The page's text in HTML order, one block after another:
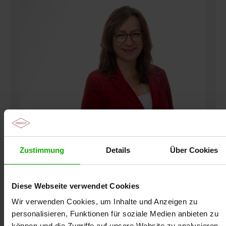
Zustimmung Details Über Cookies
Diese Webseite verwendet Cookies
Wir verwenden Cookies, um Inhalte und Anzeigen zu
personalisieren, Funktionen für soziale Medien anbieten zu
Anette Skowronsky ist Apothekerin,
Fachbuchautorin und Qualitätsauditorin für
MedConCap GmbH ist sie verantwortlich für die
Produktentwicklung von Verbandstoffen. Bei Dr.
Ausbüttel ist sie seit 2009 im Rahmen der
Fortbildungen der modernen Wundversorgung als